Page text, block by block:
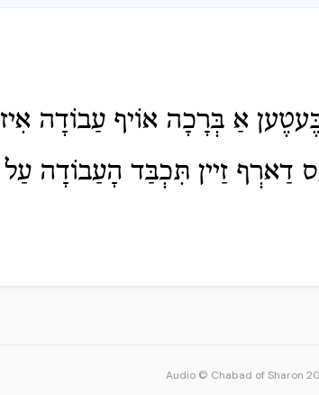
אַ בְּרָכָה אוֹיף עַבוֹדָה אִיז
דַארְף זַיין תִּכְבַּד הָעַבוֹדָה עַל
Audio © Chabad of Sharon